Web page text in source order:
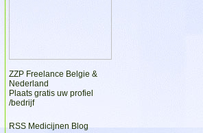
ZZP Freelance Belgie &
Nederland
Plaats gratis uw profiel
/bedrijf
RSS Medicijnen Blog